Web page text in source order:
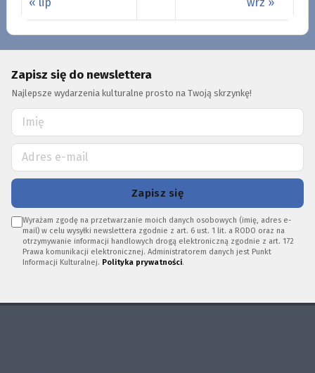
Zapisz się do newslettera
Najlepsze wydarzenia kulturalne prosto na Twoją skrzynkę!
Zapisz się
Wyrażam zgodę na przetwarzanie moich danych osobowych (imię, adres e-
mail) w celu wysyłki newslettera zgodnie z art. 6 ust. 1 lit. a RODO oraz na
otrzymywanie informacji handlowych drogą elektroniczną zgodnie z art. 172
Prawa komunikacji elektronicznej. Administratorem danych jest Punkt
Informacji Kulturalnej. Polityka prywatności.